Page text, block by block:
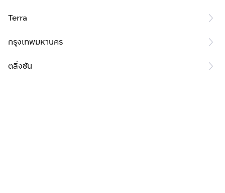
Terra
กรุงเทพมหานคร
ตลิ่งชัน